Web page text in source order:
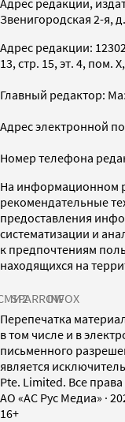
Звенигородская 2-я,
Адрес редакции:
13, стр. 15, эт. 4, пом.
Главный редактор:
Адрес электронной
Номер телефона
На информационном
рекомендательные
предоставления
систематизации и
к предпочтениям
находящихся на
SPARROWINFOX
Перепечатка
в том числе и в
письменного
является
Pte. Limited. Все
AO «АС Рус Медиа» ·
16+